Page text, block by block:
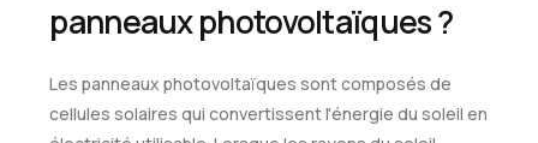
panneaux photovoltaïques ?
Les panneaux photovoltaïques sont composés de
cellules solaires qui convertissent l'énergie du soleil en